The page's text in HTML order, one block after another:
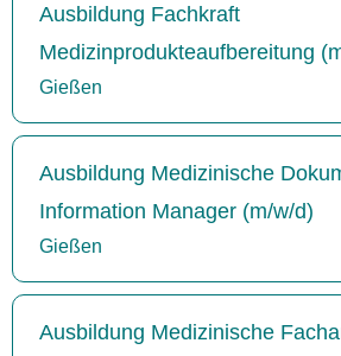
Ausbildung Fachkraft
Medizinprodukteaufbereitung
Gießen
Ausbildung Medizinische
Information Manager (m/w/d)
Gießen
Ausbildung Medizinische